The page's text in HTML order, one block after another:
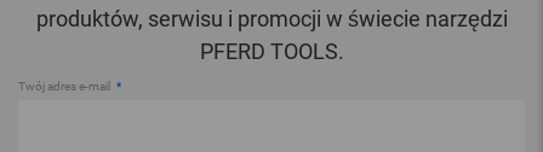
produktów, serwisu i promocji w świecie narzędzi
PFERD TOOLS.
Twój adres e-mail